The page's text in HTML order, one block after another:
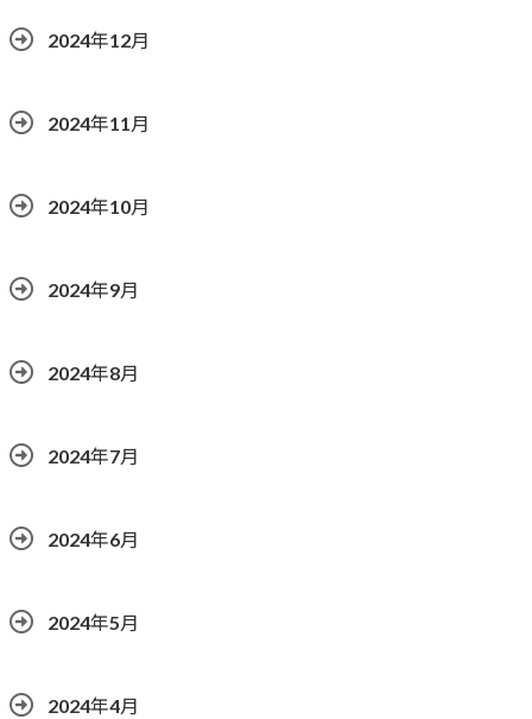
2024年12月
2024年11月
2024年10月
2024年9月
2024年8月
2024年7月
2024年6月
2024年5月
2024年4月